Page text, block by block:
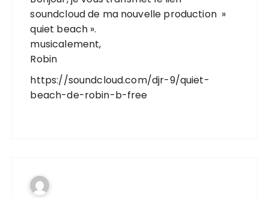
soundcloud de ma nouvelle production »
quiet beach ».
musicalement,
Robin
https://soundcloud.com/djr-9/quiet-
beach-de-robin-b-free